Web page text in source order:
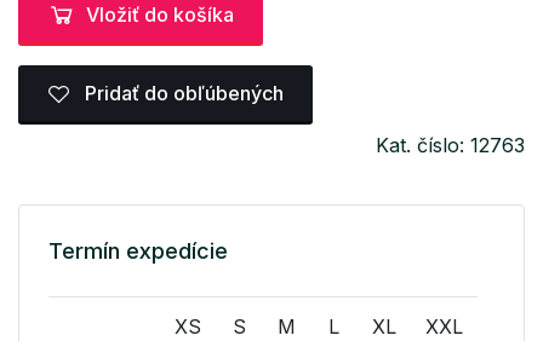
Vložiť do košíka
Pridať do obľúbených
Kat. číslo: 12763
Termín expedície
XS S M L XL XXL